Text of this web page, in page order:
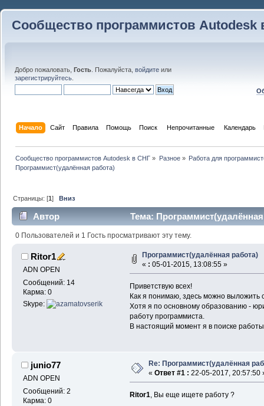
Сообщество программистов Autodesk
Добро пожаловать, Гость . Пожалуйста, войдите или
зарегистрируйтесь
Начало Сайт Правила Помощь Поиск Непрочитанные Календарь
Сообщество программистов Autodesk в СНГ » Разное» Работа для
Программист(удалённая работа)
Страницы: [1]Вниз
Автор Тема:
0 Пользователей и 1 Гость просматривают эту тему.
Ritor1
ADN OPEN
Сообщений: 14
Карма: 0
Skype:
Программист(удалённая работа)
« : 05-01-2015, 13:08:55 »
Приветствую всех!
Как я понимаю, здесь можно выложить
Хотя я по основному образованию -
работу программиста.
В настоящий момент я в поиске
junio77
ADN OPEN
Сообщений: 2
Карма: 0
Re: Программист(удалённая
« Ответ #1 : 22-05-2017, 20:57:50
Ritor1, Вы еще ищете работу ?